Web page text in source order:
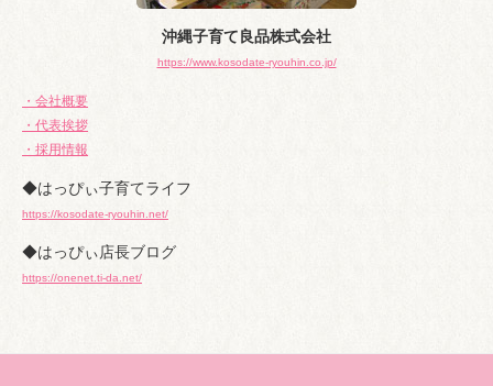
沖縄子育て良品株式会社
https://www.kosodate-ryouhin.co.jp/
・会社概要
・代表挨拶
・採用情報
◆はっぴぃ子育てライフ
https://kosodate-ryouhin.net/
◆はっぴぃ店長ブログ
https://onenet.ti-da.net/